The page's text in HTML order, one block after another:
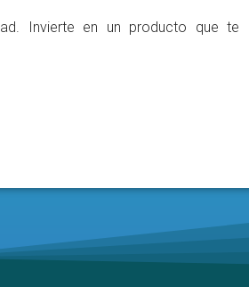
Invierte en un producto que te